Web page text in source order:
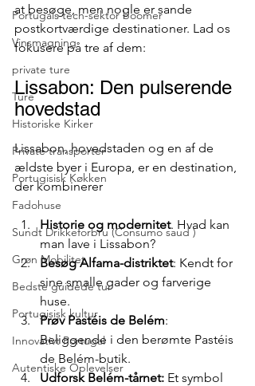
Portugals tech-sektor boomer
Vinsmagning
private ture
Ture
Historiske Kirker
Private transporter
Portugisisk Køkken
Fadohuse
Sundt Drikkeforbru (Consumo saud )
Grøn Mobilitet
Bedste guidede tur
Portugisisk kultur
Innovativt Portugal
Autentiske Oplevelser
at besøge, men nogle er sande
postkortværdige destinationer. Lad os
fokusere på tre af dem:
Lissabon: Den pulserende
hovedstad
Lissabon, hovedstaden og en af ​​de
ældste byer i Europa, er en destination,
der kombinerer
Historie og modernitet. Hvad kan
man lave i Lissabon?
Besøg Alfama-distriktet: Kendt for
sine smalle gader og farverige
huse.
Prøv Pastéis de Belém:
Beliggende i den berømte Pastéis
de Belém-butik.
Udforsk Belém-tårnet: Et symbol